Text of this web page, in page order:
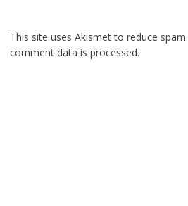
This site uses Akismet to reduce spam.
comment data is processed.